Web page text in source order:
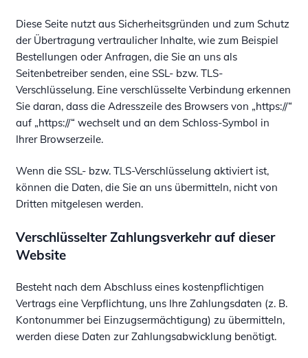
Diese Seite nutzt aus Sicherheitsgründen und zum Schutz
der Übertragung vertraulicher Inhalte, wie zum Beispiel
Bestellungen oder Anfragen, die Sie an uns als
Seitenbetreiber senden, eine SSL- bzw. TLS-
Verschlüsselung. Eine verschlüsselte Verbindung erkennen
Sie daran, dass die Adresszeile des Browsers von „https://“
auf „https://“ wechselt und an dem Schloss-Symbol in
Ihrer Browserzeile.
Wenn die SSL- bzw. TLS-Verschlüsselung aktiviert ist,
können die Daten, die Sie an uns übermitteln, nicht von
Dritten mitgelesen werden.
Verschlüsselter Zahlungsverkehr auf dieser
Website
Besteht nach dem Abschluss eines kostenpflichtigen
Vertrags eine Verpflichtung, uns Ihre Zahlungsdaten (z. B.
Kontonummer bei Einzugsermächtigung) zu übermitteln,
werden diese Daten zur Zahlungsabwicklung benötigt.